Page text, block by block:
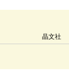
晶文社